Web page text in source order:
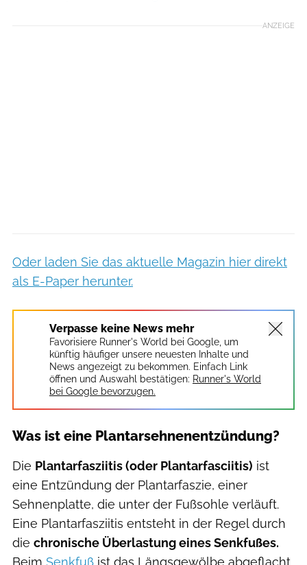
ANZEIGE
Oder laden Sie das aktuelle Magazin hier direkt
als E-Paper herunter.
Verpasse keine News mehr
Favorisiere Runner's World bei Google, um
künftig häufiger unsere neuesten Inhalte und
News angezeigt zu bekommen. Einfach Link
öffnen und Auswahl bestätigen: Runner's World
bei Google bevorzugen.
Was ist eine Plantarsehnenentzündung?
Die Plantarfasziitis (oder Plantarfasciitis) ist
eine Entzündung der Plantarfaszie, einer
Sehnenplatte, die unter der Fußsohle verläuft.
Eine Plantarfasziitis entsteht in der Regel durch
die chronische Überlastung eines Senkfußes.
Beim Senkfuß ist das Längsgewölbe abgeflacht.